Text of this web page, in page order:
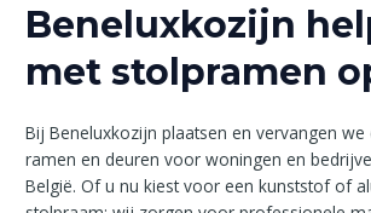
Beneluxkozijn
met stolpramen
Bij Beneluxkozijn plaatsen en vervangen
ramen en deuren voor woningen en
België. Of u nu kiest voor een kunststof of